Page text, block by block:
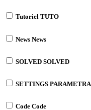
Tutoriel TUTO
News News
SOLVED SOLVED
SETTINGS
Code Code